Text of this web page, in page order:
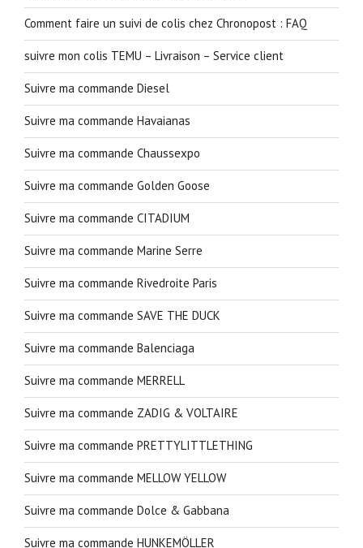
Comment faire un suivi de colis chez Chronopost : FAQ
suivre mon colis TEMU – Livraison – Service client
Suivre ma commande Diesel
Suivre ma commande Havaianas
Suivre ma commande Chaussexpo
Suivre ma commande Golden Goose
Suivre ma commande CITADIUM
Suivre ma commande Marine Serre
Suivre ma commande Rivedroite Paris
Suivre ma commande SAVE THE DUCK
Suivre ma commande Balenciaga
Suivre ma commande MERRELL
Suivre ma commande ZADIG & VOLTAIRE
Suivre ma commande PRETTYLITTLETHING
Suivre ma commande MELLOW YELLOW
Suivre ma commande Dolce & Gabbana
Suivre ma commande HUNKEMÖLLER